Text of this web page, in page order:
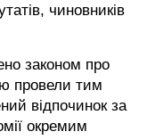
чиновників
законом про
провели тим
відпочинок за
окремим